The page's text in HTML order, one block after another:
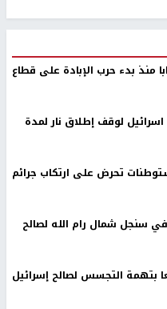
شهيدا و174,242 مصابا منذ بدء حرب الإبادة على قطاع
لوقف إطلاق نار لمدة
تحرض على ارتكاب جرائم
سنجل شمال رام الله لصالح
بتهمة التجسس لصالح إسرائيل